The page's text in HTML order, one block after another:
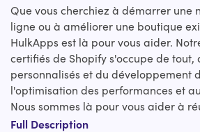
Que vous cherchiez à démarrer une
ligne ou à améliorer une boutique
HulkApps est là pour vous aider.
certifiés de Shopify s'occupe de tout,
personnalisés et du développement
l'optimisation des performances et
Nous sommes là pour vous aider à
du commerce électronique.
Full Description